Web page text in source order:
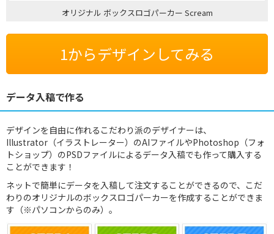
オリジナル ボックスロゴパーカー Scream
1からデザインしてみる
データ入稿で作る
デザインを自由に作れるこだわり派のデザイナーは、
Illustrator（イラストレーター）のAIファイルやPhotoshop（フォ
トショップ）のPSDファイルによるデータ入稿でも作って購入する
ことができます！
ネットで簡単にデータを入稿して注文することができるので、こだ
わりのオリジナルのボックスロゴパーカーを作成することができま
す（※パソコンからのみ）。